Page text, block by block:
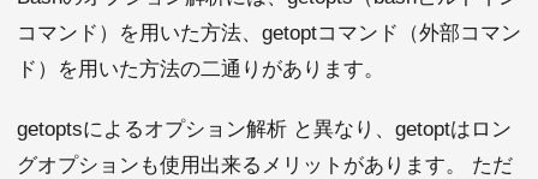
コマンド）を用いた方法、getoptコマンド（外部コマン
ド）を用いた方法の二通りがあります。
getoptsによるオプション解析 と異なり、getoptはロン
グオプションも使用出来るメリットがあります。 ただ